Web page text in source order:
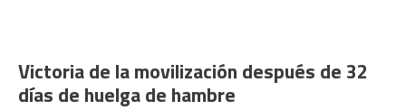
Victoria de la movilización después de 32
días de huelga de hambre